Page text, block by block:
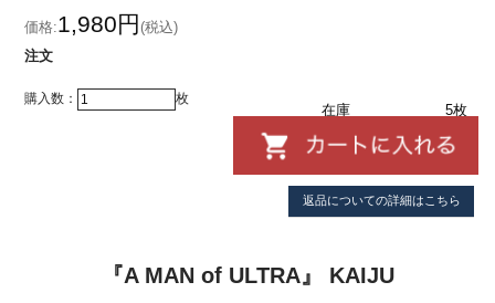
価格:1,980円(税込)
注文
購入数： 枚
在庫 5枚
返品についての詳細はこちら
『A MAN of ULTRA』 KAIJU